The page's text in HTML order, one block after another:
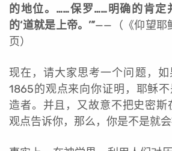
的地位。……保罗……明确的肯定
的‘道就是上帝。’”—— （《仰望
页）
现在，请大家思考一个问题，
1865的观点来向你证明，耶稣
造者。并且，又故意不把史密斯
观点告诉你，那么，你是不是就会